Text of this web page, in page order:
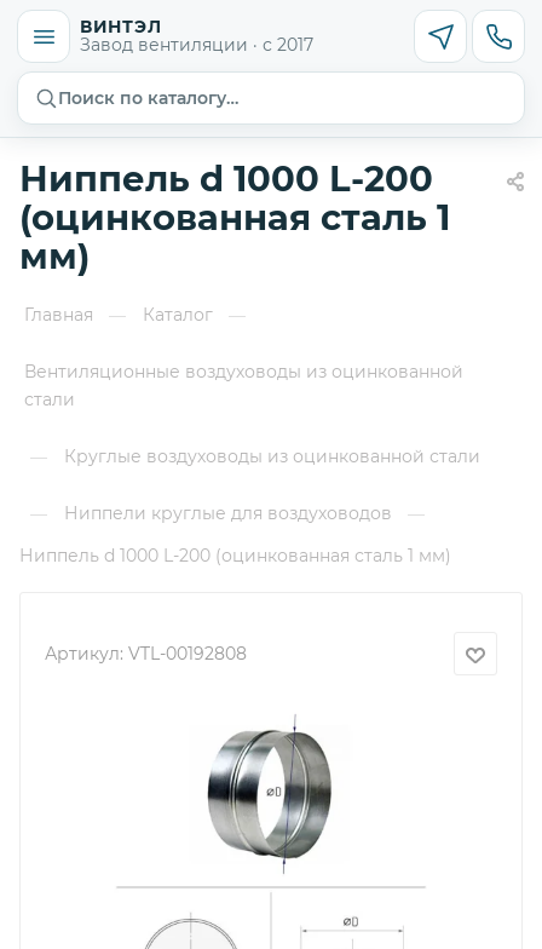
ВИНТЭЛ
Завод вентиляции · с 2017
Поиск по каталогу…
Ниппель d 1000 L-200
(оцинкованная сталь 1
мм)
Главная — Каталог —
Вентиляционные воздуховоды из оцинкованной
стали
— Круглые воздуховоды из оцинкованной стали
— Ниппели круглые для воздуховодов
—
Ниппель d 1000 L-200 (оцинкованная сталь 1 мм)
Артикул: VTL-00192808